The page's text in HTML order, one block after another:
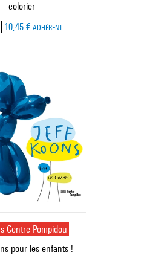
colorier
10,45 € ADHÉRENT
Centre Pompidou
pour les enfants !